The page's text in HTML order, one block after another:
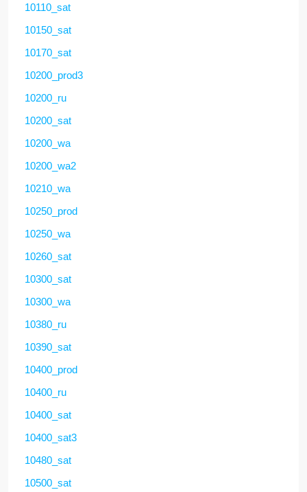
10110_sat
10150_sat
10170_sat
10200_prod3
10200_ru
10200_sat
10200_wa
10200_wa2
10210_wa
10250_prod
10250_wa
10260_sat
10300_sat
10300_wa
10380_ru
10390_sat
10400_prod
10400_ru
10400_sat
10400_sat3
10480_sat
10500_sat